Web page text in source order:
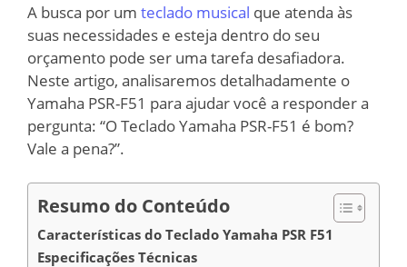
A busca por um teclado musical que atenda às
suas necessidades e esteja dentro do seu
orçamento pode ser uma tarefa desafiadora.
Neste artigo, analisaremos detalhadamente o
Yamaha PSR-F51 para ajudar você a responder a
pergunta: “O Teclado Yamaha PSR-F51 é bom?
Vale a pena?”.
Resumo do Conteúdo
Características do Teclado Yamaha PSR F51
Especificações Técnicas